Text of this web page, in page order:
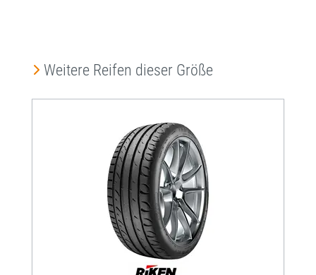
Produktgalerie überspringen
Weitere Reifen dieser Größe